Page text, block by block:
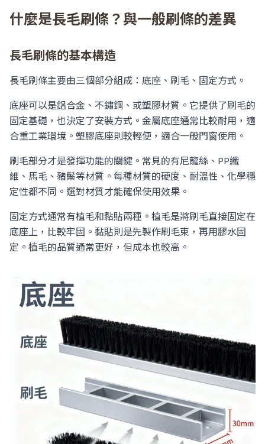
什麼是長毛刷條？與一般刷條的差異
長毛刷條的基本構造
長毛刷條主要由三個部分組成：底座、刷毛、固定方式。
底座可以是鋁合金、不鏽鋼、或塑膠材質。它提供了刷毛的
固定基礎，也決定了安裝方式。金屬底座通常比較耐用，適
合重工業環境。塑膠底座則較輕便，適合一般門窗使用。
刷毛部分才是發揮功能的關鍵。常見的有尼龍絲、PP纖
維、馬毛、豬鬃等材質。每種材質的硬度、耐溫性、化學穩
定性都不同。選對材質才能確保使用效果。
固定方式通常有植毛和黏貼兩種。植毛是將刷毛直接固定在
底座上，比較牢固。黏貼則是先製作刷毛束，再用膠水固
定。植毛的品質通常更好，但成本也較高。